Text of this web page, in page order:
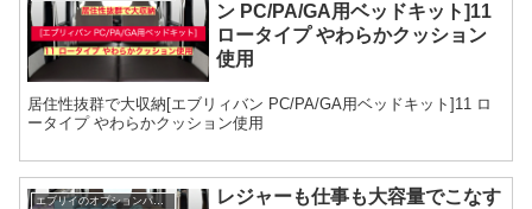
ン PC/PA/GA用ベッドキット]11
ロータイプ やわらかクッション
使用
居住性抜群で大収納[エブリィバン PC/PA/GA用ベッドキット]11 ロ
ータイプ やわらかクッション使用
エブリイのオプションパーツ
レジャーも仕事も大容量でこなす